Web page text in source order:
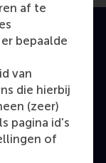
af te
bepaalde
van
die hierbij
(zeer)
pagina id's
of